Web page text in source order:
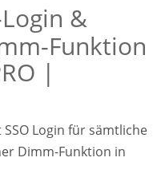
&
Funktion
|
Login für sämtliche
Dimm-Funktion in